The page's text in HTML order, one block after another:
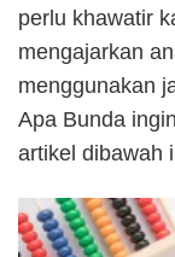
perlu khawatir
mengajarkan
menggunakan
Apa Bunda
artikel dibawah